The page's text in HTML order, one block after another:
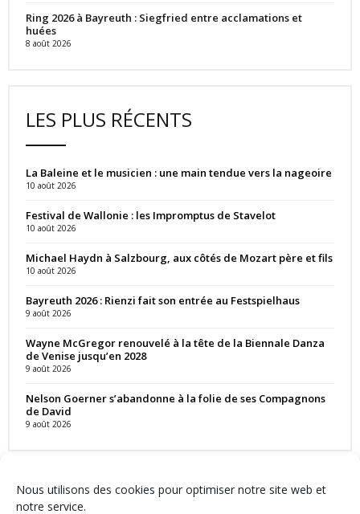
Nous utilisons des cookies pour optimiser notre site web et
notre service.
Ring 2026 à Bayreuth : Siegfried entre acclamations et
huées
8 août 2026
LES PLUS RÉCENTS
La Baleine et le musicien : une main tendue vers la nageoire
10 août 2026
Festival de Wallonie : les Impromptus de Stavelot
10 août 2026
Michael Haydn à Salzbourg, aux côtés de Mozart père et fils
10 août 2026
Bayreuth 2026 : Rienzi fait son entrée au Festspielhaus
9 août 2026
Wayne McGregor renouvelé à la tête de la Biennale Danza
de Venise jusqu’en 2028
9 août 2026
Nelson Goerner s’abandonne à la folie de ses Compagnons
de David
9 août 2026